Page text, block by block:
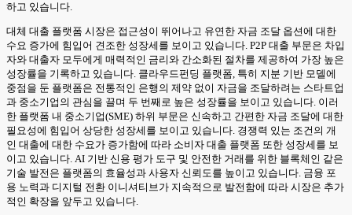
하고 있습니다.
대체 대출 플랫폼 시장은 접근성이 뛰어나고 유연한 자금 조달 옵션에 대한
수요 증가에 힘입어 견조한 성장세를 보이고 있습니다. P2P 대출 부문은 차입
자와 대출자 모두에게 매력적인 금리와 간소화된 절차를 제공하여 가장 높은
성장률을 기록하고 있습니다. 클라우드펀딩 플랫폼, 특히 지분 기반 모델에
중점을 둔 플랫폼은 전통적인 은행의 제약 없이 자금을 조달하려는 스타트업
과 중소기업의 관심을 끌며 두 번째로 높은 성장률을 보이고 있습니다. 이러
한 플랫폼 내 중소기업(SME) 하위 부문은 신속하고 간편한 자금 조달에 대한
필요성에 힘입어 상당한 성장세를 보이고 있습니다. 경쟁력 있는 조건의 개
인 대출에 대한 수요가 증가함에 따라 소비자 대출 플랫폼 또한 성장세를 보
이고 있습니다. AI 기반 신용 평가 도구 및 안전한 거래를 위한 블록체인 같은
기술 발전은 플랫폼의 효율성과 사용자 신뢰도를 높이고 있습니다. 금융 포
용 노력과 디지털 전환 이니셔티브가 지속적으로 발전함에 따라 시장은 추가
적인 확장을 앞두고 있습니다.